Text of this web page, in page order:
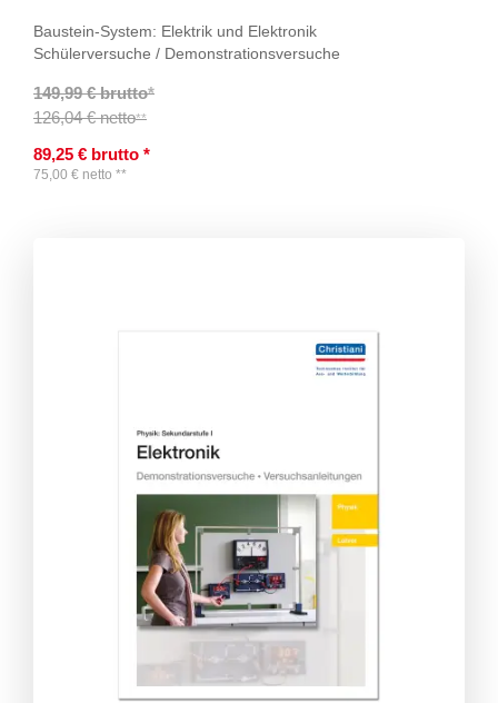
Baustein-System: Elektrik und Elektronik
Schülerversuche / Demonstrationsversuche
149,99 € brutto*
126,04 € netto**
89,25 € brutto *
75,00 € netto **